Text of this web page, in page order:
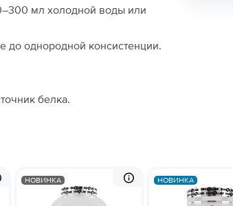
мл холодной воды или
однородной консистенции.
белка.
НОВИНКА НОВИНКА